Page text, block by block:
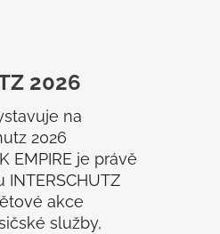
2026
na
2026
EMPIRE je právě
akce
služby,